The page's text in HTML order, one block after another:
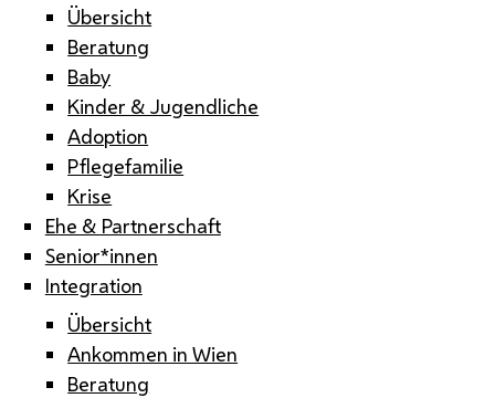
Übersicht
Beratung
Baby
Kinder & Jugendliche
Adoption
Pflegefamilie
Krise
Ehe & Partnerschaft
Senior*innen
Integration
Übersicht
Ankommen in Wien
Beratung